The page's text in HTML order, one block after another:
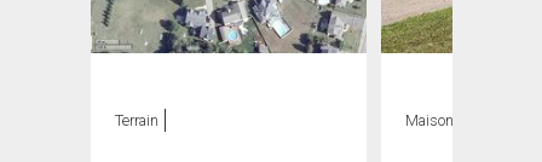
Terrain Maison